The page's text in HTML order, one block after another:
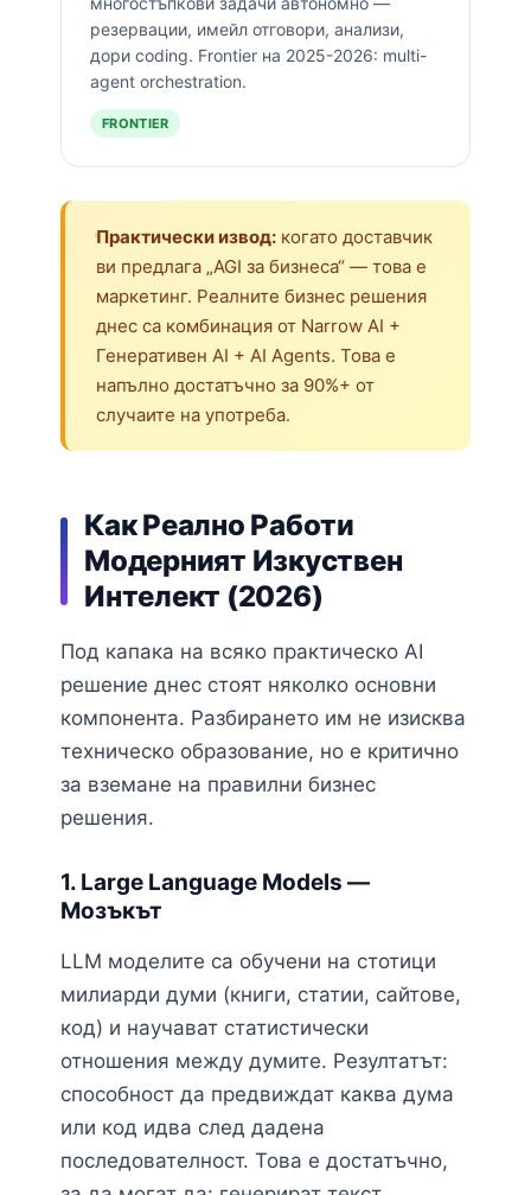
резервации, имейл отговори, анализи,
дори coding. Frontier на 2025-2026: multi-
agent orchestration.
FRONTIER
Практически извод: когато доставчик
ви предлага „AGI за бизнеса“ — това е
маркетинг. Реалните бизнес решения
днес са комбинация от Narrow AI +
Генеративен AI + AI Agents. Това е
напълно достатъчно за 90%+ от
случаите на употреба.
Как Реално Работи
Модерният Изкуствен
Интелект (2026)
Под капака на всяко практическо AI
решение днес стоят няколко основни
компонента. Разбирането им не изисква
техническо образование, но е критично
за вземане на правилни бизнес
решения.
1. Large Language Models —
Мозъкът
LLM моделите са обучени на стотици
милиарди думи (книги, статии, сайтове,
код) и научават статистически
отношения между думите. Резултатът:
способност да предвиждат каква дума
или код идва след дадена
последователност. Това е достатъчно,